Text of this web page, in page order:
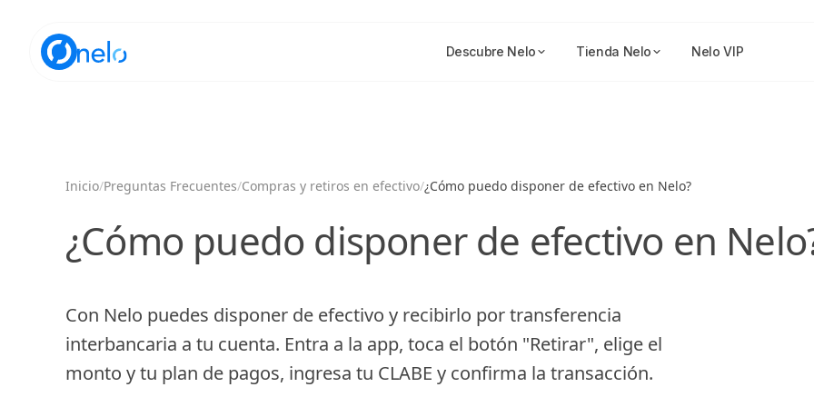
Descubre Nelo Tienda Nelo Nelo VIP
Inicio/Preguntas Frecuentes/Compras y retiros en efectivo/¿Cómo puedo disponer de efectivo en Nelo?
¿Cómo puedo disponer de efectivo en
Con Nelo puedes disponer de efectivo y recibirlo por transferencia
interbancaria a tu cuenta. Entra a la app, toca el botón "Retirar", elige el
monto y tu plan de pagos, ingresa tu CLABE y confirma la transacción.